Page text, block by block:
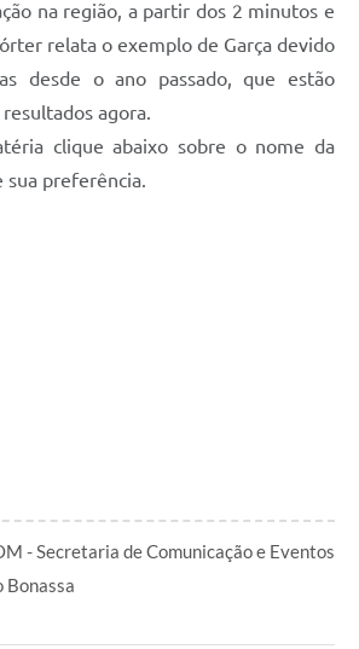
na região, a partir dos 2 minutos e
relata o exemplo de Garça devido
desde o ano passado, que estão
agora.
clique abaixo sobre o nome da
preferência.
- Secretaria de Comunicação e Eventos
Bonassa